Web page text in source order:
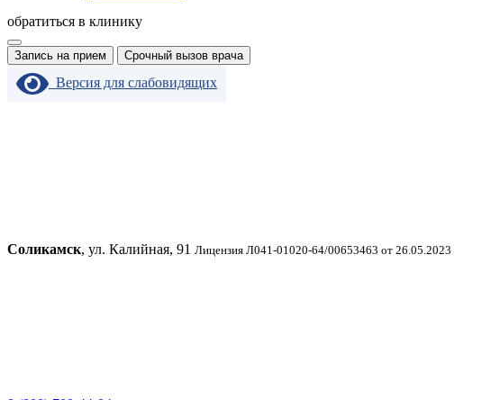
обратиться в клинику
Запись на прием Срочный вызов врача
Версия для слабовидящих
Соликамск, ул. Калийная, 91 Лицензия Л041-01020-64/00653463 от 26.05.2023